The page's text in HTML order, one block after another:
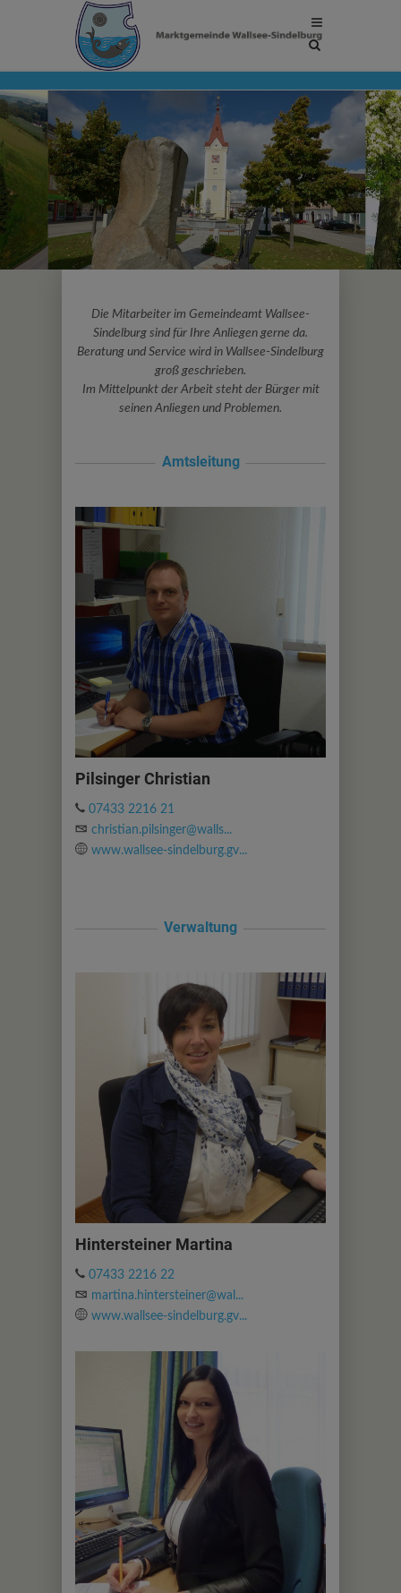
Site
Die Mitarbeiter im Gemeindeamt Wallsee-
Sindelburg sind für Ihre Anliegen gerne da.
Beratung und Service wird in Wallsee-Sindelburg
groß geschrieben.
Im Mittelpunkt der Arbeit steht der Bürger mit
seinen Anliegen und Problemen.
Amtsleitung
Pilsinger Christian
07433 2216 21
christian.pilsinger@walls...
www.wallsee-sindelburg.gv...
Verwaltung
Hintersteiner Martina
07433 2216 22
martina.hintersteiner@wal...
www.wallsee-sindelburg.gv...